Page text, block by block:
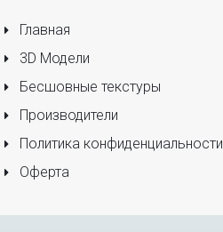
Главная
3D Модели
Бесшовные текстуры
Производители
Политика конфиденциальности
Оферта